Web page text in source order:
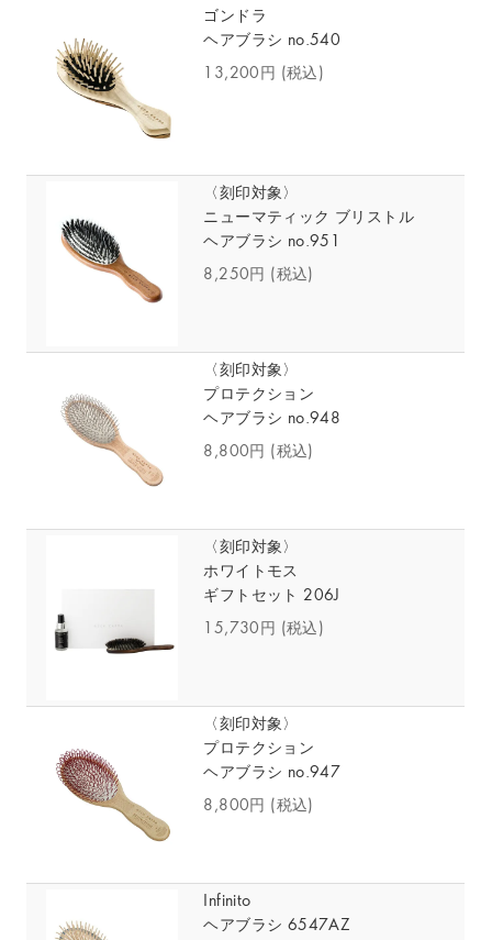
ゴンドラ
ヘアブラシ no.540
13,200円 (税込)
〈刻印対象〉
ニューマティック ブリストル
ヘアブラシ no.951
8,250円 (税込)
〈刻印対象〉
プロテクション
ヘアブラシ no.948
8,800円 (税込)
〈刻印対象〉
ホワイトモス
ギフトセット 206J
15,730円 (税込)
〈刻印対象〉
プロテクション
ヘアブラシ no.947
8,800円 (税込)
Infinito
ヘアブラシ 6547AZ